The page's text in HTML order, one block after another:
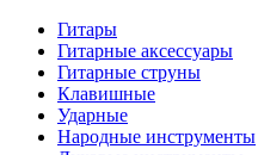
Гитары
Гитарные аксессуары
Гитарные струны
Клавишные
Ударные
Народные инструменты